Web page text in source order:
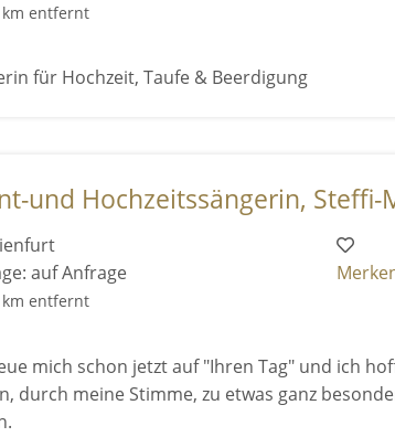
km entfernt
für Hochzeit, Taufe & Beerdigung
und Hochzeitssängerin, Steffi-
auf Anfrage
km entfernt
mich schon jetzt auf "Ihren Tag" und ich
durch meine Stimme, zu etwas ganz